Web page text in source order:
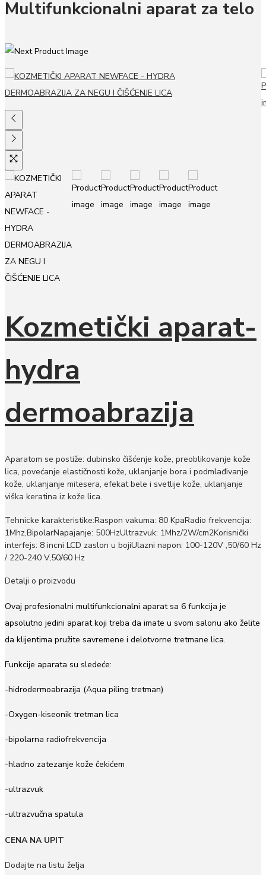
Multifunkcionalni aparat za telo
Kozmetički aparat-
hydra
dermoabrazija
Aparatom se postiže: dubinsko čišćenje kože, preoblikovanje kože
lica, povećanje elastičnosti kože, uklanjanje bora i podmlađivanje
kože, uklanjanje mitesera, efekat bele i svetlije kože, uklanjanje
viška keratina iz kože lica.
Tehnicke karakteristike:Raspon vakuma: 80 KpaRadio frekvencija:
1Mhz,BipolarNapajanje: 500HzUltrazvuk: 1Mhz/2W/cm2Korisnički
interfejs: 8 incni LCD zaslon u bojiUlazni napon: 100-120V ,50/60 Hz
/ 220-240 V,50/60 Hz
Detalji o proizvodu
Ovaj profesionalni multifunkcionalni aparat sa 6 funkcija je
apsolutno jedini aparat koji treba da imate u svom salonu ako želite
da klijentima pružite savremene i delotvorne tretmane lica.
Funkcije aparata su sledeće:
-hidrodermoabrazija (Aqua piling tretman)
-Oxygen-kiseonik tretman lica
-bipolarna radiofrekvencija
-hladno zatezanje kože čekićem
-ultrazvuk
-ultrazvučna spatula
CENA NA UPIT
Dodajte na listu želja